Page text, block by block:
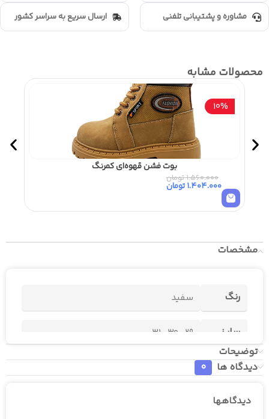
مشاوره و پشتیبانی تلفنی ارسال سریع به سراسر کشور
محصولات مشابه
10%
بوت فشن قهوه‌ای کمرنگ
1.560.000تومان
1.404.000تومان
مشخصات
رنگ سفید
سایز 29
30
31
توضیحات
دیدگاه ها
0
دیدگاهها